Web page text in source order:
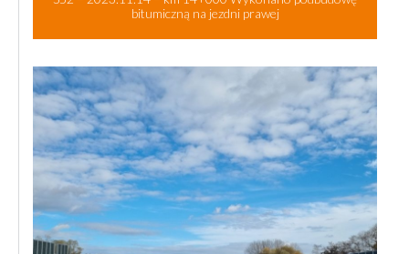
bitumiczną na jezdni prawej